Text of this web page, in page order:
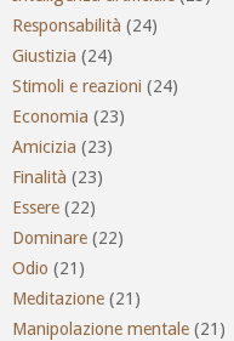
Responsabilità (24)
Giustizia (24)
Stimoli e reazioni (24)
Economia (23)
Amicizia (23)
Finalità (23)
Essere (22)
Dominare (22)
Odio (21)
Meditazione (21)
Manipolazione mentale (21)